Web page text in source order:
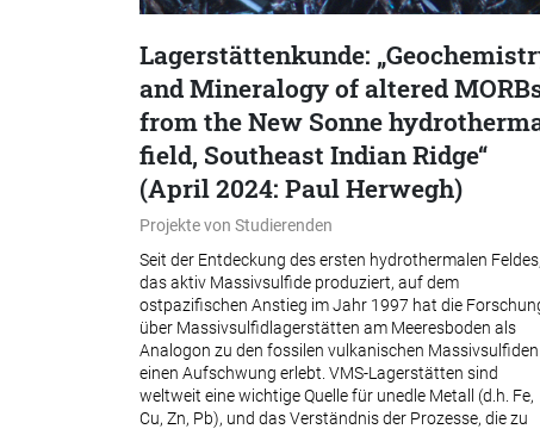
Lagerstättenkunde:
and Mineralogy of altered
from the New Sonne
field, Southeast Indian Ridge“
(April 2024: Paul Herwegh)
Projekte von Studierenden
Seit der Entdeckung des ersten hydrothermalen Feldes,
das aktiv Massivsulfide produziert, auf dem
ostpazifischen Anstieg im Jahr 1997 hat die
über Massivsulfidlagerstätten am Meeresboden als
Analogon zu den fossilen vulkanischen Massivsulfiden
einen Aufschwung erlebt. VMS-Lagerstätten sind
weltweit eine wichtige Quelle für unedle Metall (d.h. Fe,
Cu, Zn, Pb), und das Verständnis der Prozesse, die zu